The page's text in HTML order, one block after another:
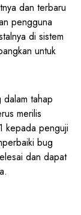
dan terbaru
pengguna
di sistem
untuk
tahap
merilis
kepada penguji
bug
dan dapat